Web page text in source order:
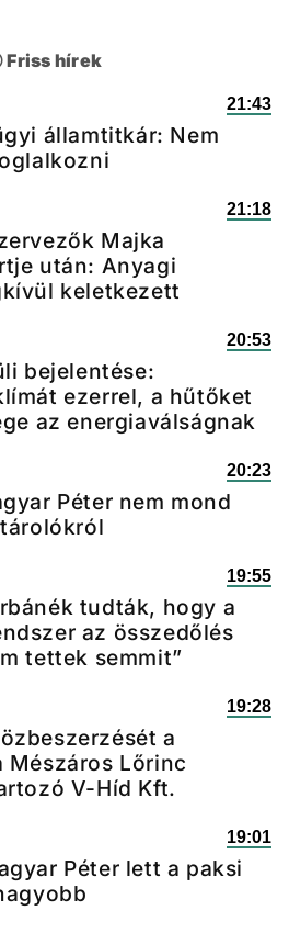
Friss hírek
21:43
államtitkár: Nem
21:18
Majka
után: Anyagi
keletkezett
20:53
bejelentése:
ezerrel, a hűtőket
az energiaválságnak
20:23
Péter nem mond
19:55
tudták, hogy a
az összedőlés
tettek semmit”
19:28
a
Mészáros Lőrinc
V-Híd Kft.
19:01
Péter lett a paksi